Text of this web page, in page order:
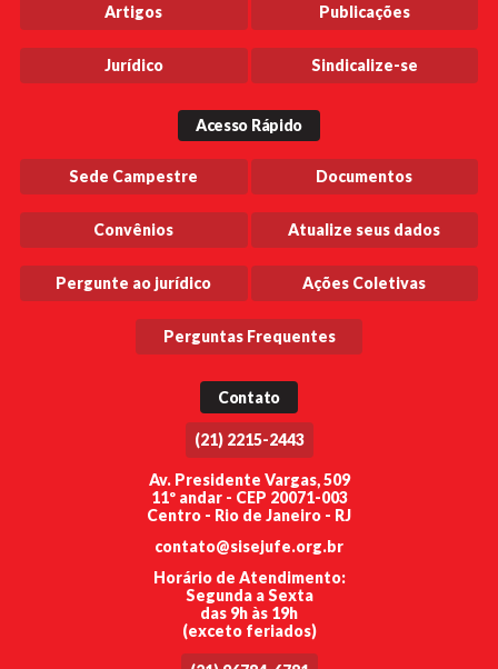
Artigos Publicações
Jurídico Sindicalize-se
Acesso Rápido
Sede Campestre Documentos
Convênios Atualize seus dados
Pergunte ao jurídico Ações Coletivas
Perguntas Frequentes
Contato
(21) 2215-2443
Av. Presidente Vargas, 509
11º andar - CEP 20071-003
Centro - Rio de Janeiro - RJ
contato@sisejufe.org.br
Horário de Atendimento:
Segunda a Sexta
das 9h às 19h
(exceto feriados)